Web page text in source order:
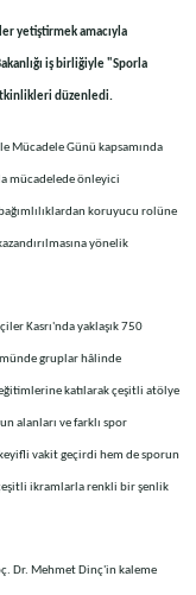
yetiştirmek amacıyla
iş birliğiyle "Sporla
düzenledi.
Mücadele Günü kapsamında
mücadelede önleyici
koruyucu rolüne
yönelik
Kasrı'nda yaklaşık 750
gruplar hâlinde
eğitimlerine katılarak çeşitli atölye
alanları ve farklı spor
vakit geçirdi hem de sporun
ikramlarla renkli bir şenlik
Dr. Mehmet Dinç'in kaleme